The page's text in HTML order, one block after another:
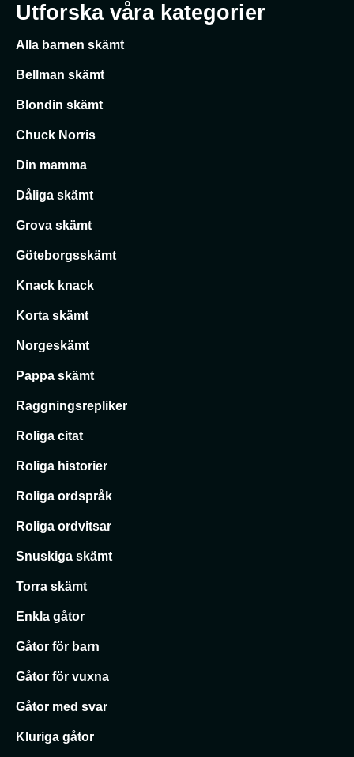
Utforska våra kategorier
Alla barnen skämt
Bellman skämt
Blondin skämt
Chuck Norris
Din mamma
Dåliga skämt
Grova skämt
Göteborgsskämt
Knack knack
Korta skämt
Norgeskämt
Pappa skämt
Raggningsrepliker
Roliga citat
Roliga historier
Roliga ordspråk
Roliga ordvitsar
Snuskiga skämt
Torra skämt
Enkla gåtor
Gåtor för barn
Gåtor för vuxna
Gåtor med svar
Kluriga gåtor